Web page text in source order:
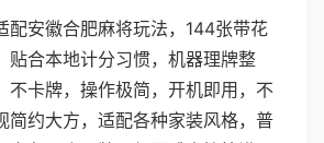
配安徽合肥麻将玩法，144张带花
贴合本地计分习惯，机器理牌整
不卡牌，操作极简，开机即用，不
简约大方，适配各种家装风格，普